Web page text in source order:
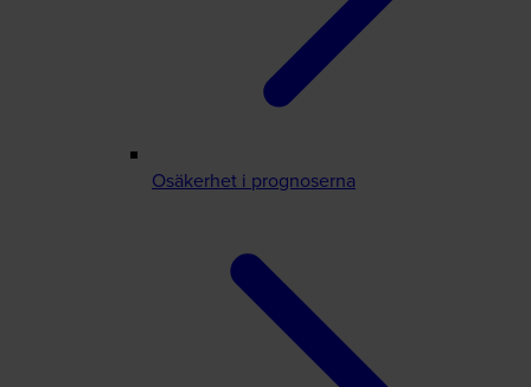
Osäkerhet i prognoserna